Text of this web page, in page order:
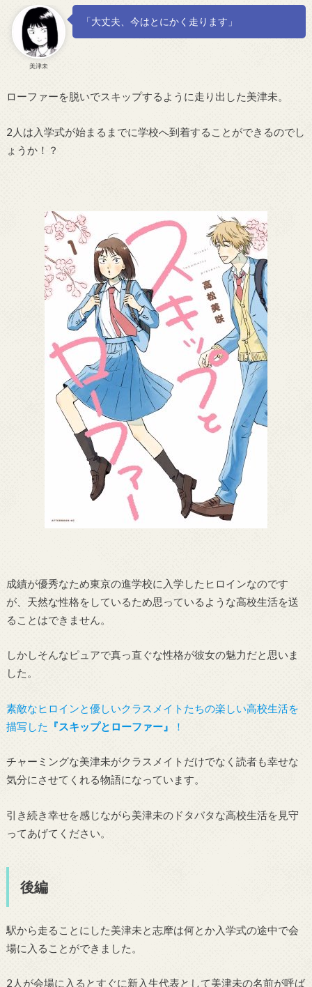
美津未
「大丈夫、今はとにかく走ります」
ローファーを脱いでスキップするように走り出した美津未。
2人は入学式が始まるまでに学校へ到着することができるのでし
ょうか！？
成績が優秀なため東京の進学校に入学したヒロインなのです
が、天然な性格をしているため思っているような高校生活を送
ることはできません。
しかしそんなピュアで真っ直ぐな性格が彼女の魅力だと思いま
した。
素敵なヒロインと優しいクラスメイトたちの楽しい高校生活を
描写した
『スキップとローファー』 ！
チャーミングな美津未がクラスメイトだけでなく読者も幸せな
気分にさせてくれる物語になっています。
引き続き幸せを感じながら美津未のドタバタな高校生活を見守
ってあげてください。
後編
駅から走ることにした美津未と志摩は何とか入学式の途中で会
場に入ることができました。
2人が会場に入るとすぐに新入生代表として美津未の名前が呼ば